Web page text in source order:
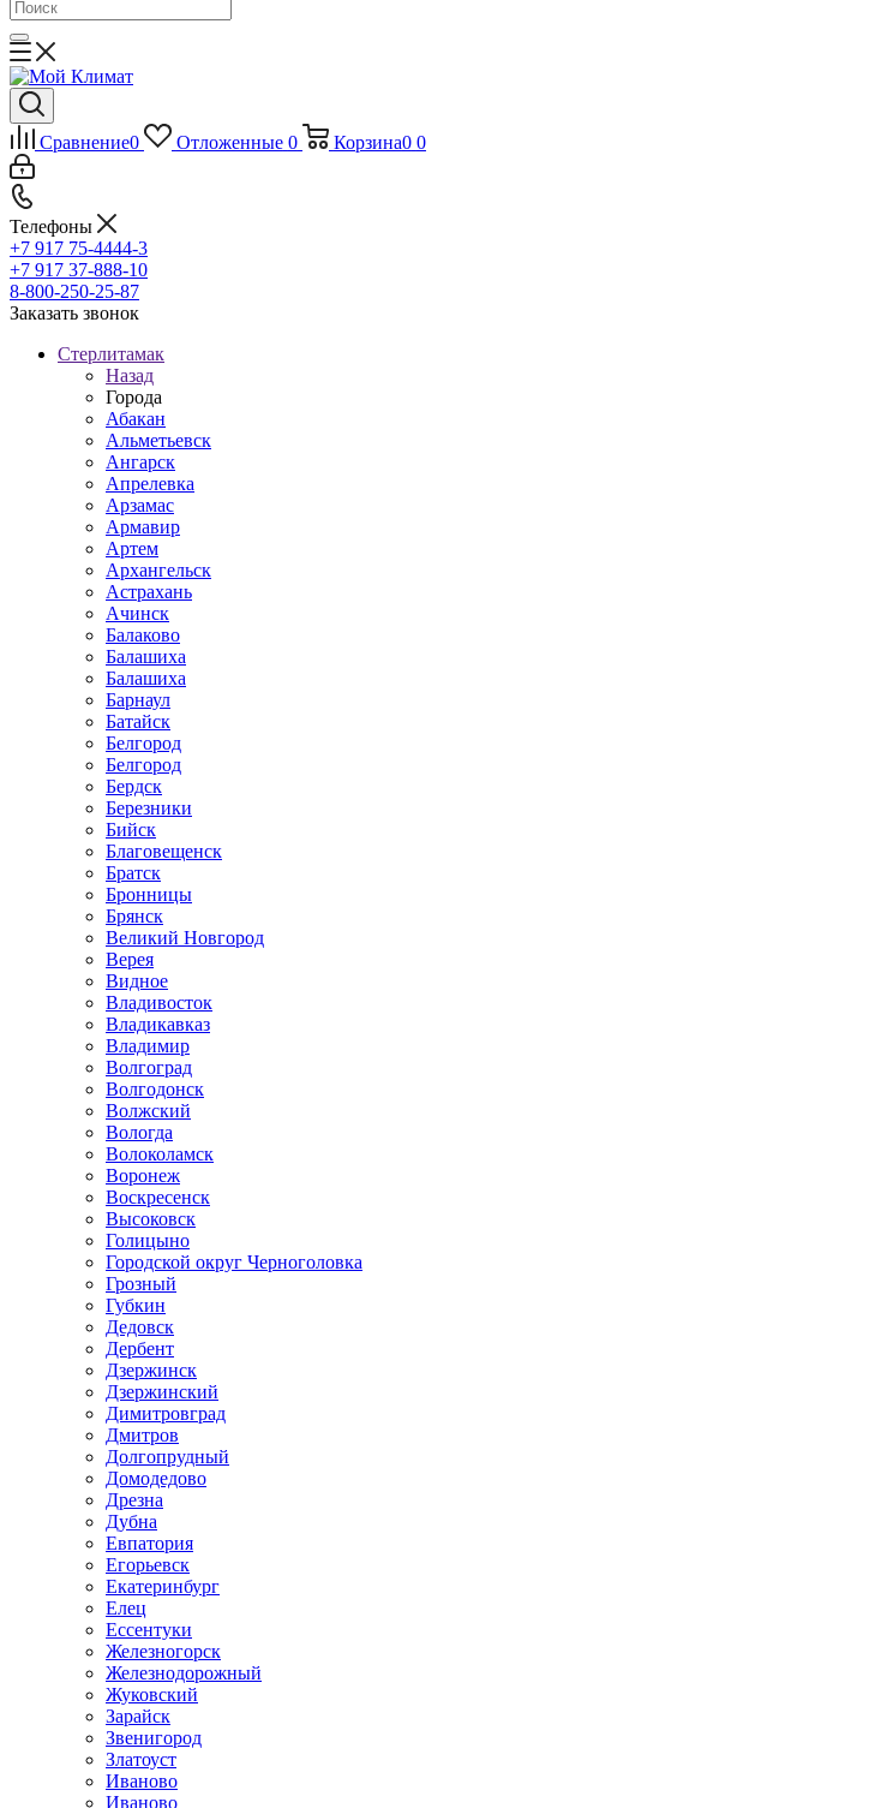
Сравнение0 Отложенные 0 Корзина0 0
Телефоны
+7 917 75-4444-3
+7 917 37-888-10
8-800-250-25-87
Заказать звонок
Стерлитамак
Назад
Города
Абакан
Альметьевск
Ангарск
Апрелевка
Арзамас
Армавир
Артем
Архангельск
Астрахань
Ачинск
Балаково
Балашиха
Балашиха
Барнаул
Батайск
Белгород
Белгород
Бердск
Березники
Бийск
Благовещенск
Братск
Бронницы
Брянск
Великий Новгород
Верея
Видное
Владивосток
Владикавказ
Владимир
Волгоград
Волгодонск
Волжский
Вологда
Волоколамск
Воронеж
Воскресенск
Высоковск
Голицыно
Городской округ Черноголовка
Грозный
Губкин
Дедовск
Дербент
Дзержинск
Дзержинский
Димитровград
Дмитров
Долгопрудный
Домодедово
Дрезна
Дубна
Евпатория
Егорьевск
Екатеринбург
Елец
Ессентуки
Железногорск
Железнодорожный
Жуковский
Зарайск
Звенигород
Златоуст
Иваново
Иваново